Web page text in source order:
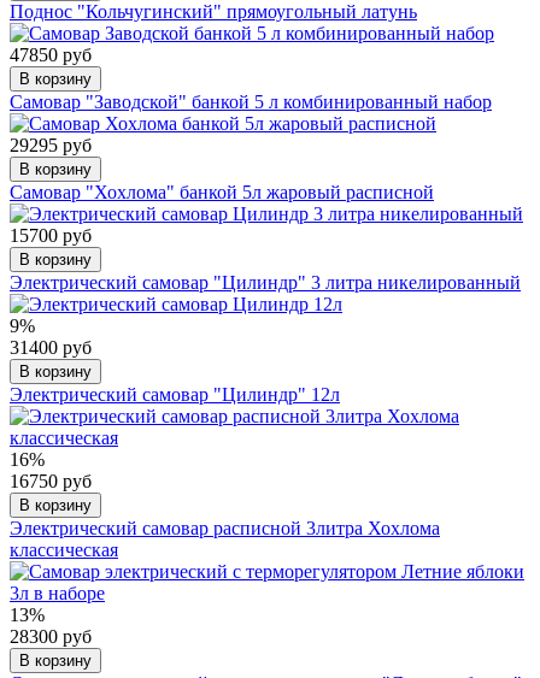
Поднос "Кольчугинский" прямоугольный латунь
47850 руб
В корзину
Самовар "Заводской" банкой 5 л комбинированный набор
29295 руб
В корзину
Самовар "Хохлома" банкой 5л жаровый расписной
15700 руб
В корзину
Электрический самовар "Цилиндр" 3 литра никелированный
9%
31400 руб
В корзину
Электрический самовар "Цилиндр" 12л
16%
16750 руб
В корзину
Электрический самовар расписной 3литра Хохлома
классическая
13%
28300 руб
В корзину